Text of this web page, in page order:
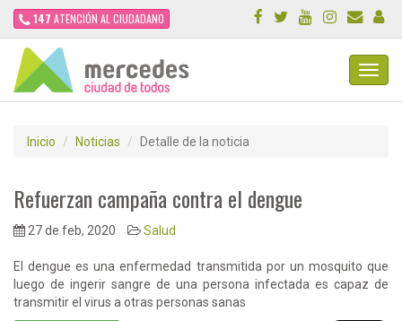
147 ATENCIÓN AL CIUDADANO
Inicio Noticias Detalle de la noticia
Refuerzan campaña contra el dengue
27 de feb, 2020 Salud
El dengue es una enfermedad transmitida por un mosquito que
luego de ingerir sangre de una persona infectada es capaz de
transmitir el virus a otras personas sanas